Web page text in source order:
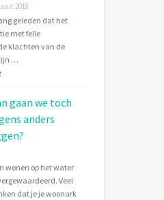
2018
geleden dat het
met felle
klachten van de
…
gaan we toch
anders
wonen op het water
Veel
dat je je woonark